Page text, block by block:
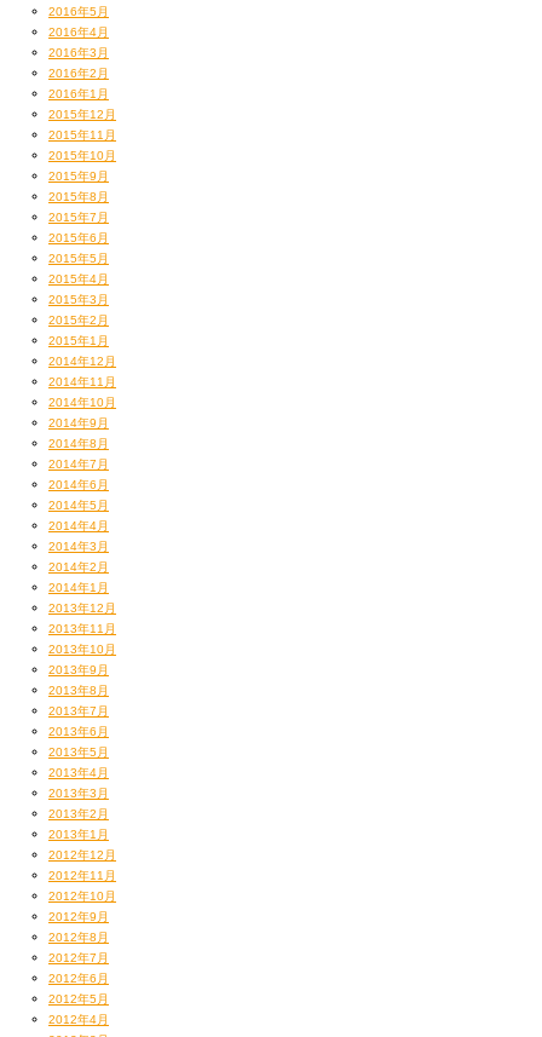
2016年5月
2016年4月
2016年3月
2016年2月
2016年1月
2015年12月
2015年11月
2015年10月
2015年9月
2015年8月
2015年7月
2015年6月
2015年5月
2015年4月
2015年3月
2015年2月
2015年1月
2014年12月
2014年11月
2014年10月
2014年9月
2014年8月
2014年7月
2014年6月
2014年5月
2014年4月
2014年3月
2014年2月
2014年1月
2013年12月
2013年11月
2013年10月
2013年9月
2013年8月
2013年7月
2013年6月
2013年5月
2013年4月
2013年3月
2013年2月
2013年1月
2012年12月
2012年11月
2012年10月
2012年9月
2012年8月
2012年7月
2012年6月
2012年5月
2012年4月